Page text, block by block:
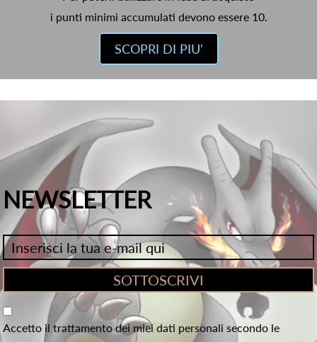
i punti minimi accumulati devono essere 10.
SCOPRI DI PIU'
NEWSLETTER
Accetto il trattamento dei miei dati personali secondo le